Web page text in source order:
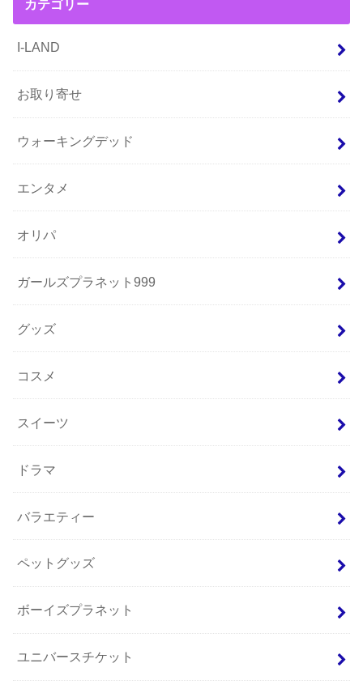
カテゴリー
I-LAND
お取り寄せ
ウォーキングデッド
エンタメ
オリパ
ガールズプラネット999
グッズ
コスメ
スイーツ
ドラマ
バラエティー
ペットグッズ
ボーイズプラネット
ユニバースチケット